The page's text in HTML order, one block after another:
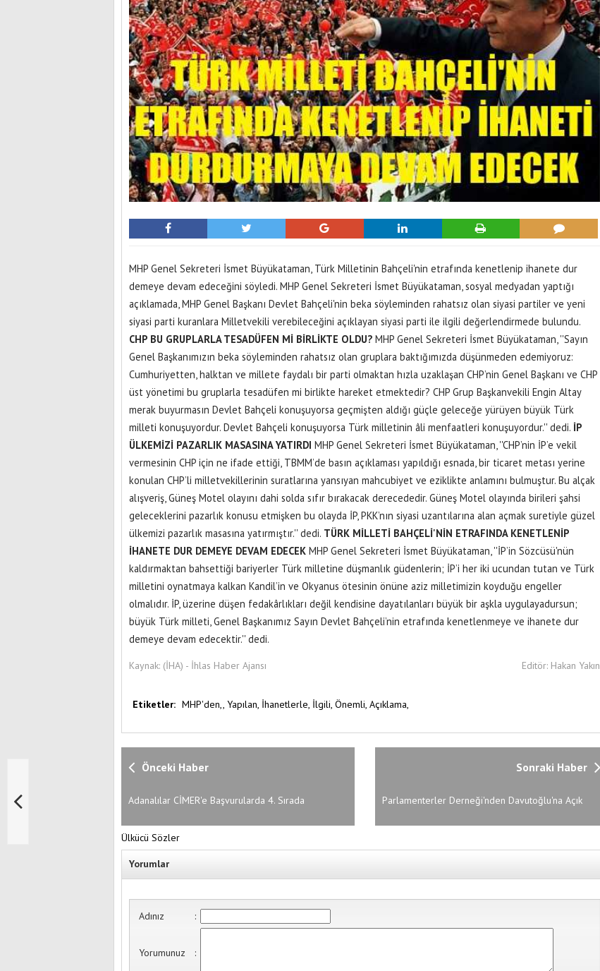
MHP Genel Sekreteri İsmet Büyükataman, Türk Milletinin Bahçeli'nin etrafında kenetlenip ihanete dur
demeye devam edeceğini söyledi. MHP Genel Sekreteri İsmet Büyükataman, sosyal medyadan yaptığı
açıklamada, MHP Genel Başkanı Devlet Bahçeli'nin beka söyleminden rahatsız olan siyasi partiler ve yeni
siyasi parti kuranlara Milletvekili verebileceğini açıklayan siyasi parti ile ilgili değerlendirmede bulundu.
CHP BU GRUPLARLA TESADÜFEN Mİ BİRLİKTE OLDU? MHP Genel Sekreteri İsmet Büyükataman, ''Sayın
Genel Başkanımızın beka söyleminden rahatsız olan gruplara baktığımızda düşünmeden edemiyoruz:
Cumhuriyetten, halktan ve millete faydalı bir parti olmaktan hızla uzaklaşan CHP’nin Genel Başkanı ve CHP
üst yönetimi bu gruplarla tesadüfen mi birlikte hareket etmektedir? CHP Grup Başkanvekili Engin Altay
merak buyurmasın Devlet Bahçeli konuşuyorsa geçmişten aldığı güçle geleceğe yürüyen büyük Türk
milleti konuşuyordur. Devlet Bahçeli konuşuyorsa Türk milletinin âli menfaatleri konuşuyordur.'' dedi. İP
ÜLKEMİZİ PAZARLIK MASASINA YATIRDI MHP Genel Sekreteri İsmet Büyükataman, ''CHP’nin İP’e vekil
vermesinin CHP için ne ifade ettiği, TBMM’de basın açıklaması yapıldığı esnada, bir ticaret metası yerine
konulan CHP’li milletvekillerinin suratlarına yansıyan mahcubiyet ve eziklikte anlamını bulmuştur. Bu alçak
alışveriş, Güneş Motel olayını dahi solda sıfır bırakacak derecededir. Güneş Motel olayında birileri şahsi
geleceklerini pazarlık konusu etmişken bu olayda İP, PKK’nın siyasi uzantılarına alan açmak suretiyle güzel
ülkemizi pazarlık masasına yatırmıştır.'' dedi. TÜRK MİLLETİ BAHÇELİ'NİN ETRAFINDA KENETLENİP
İHANETE DUR DEMEYE DEVAM EDECEK MHP Genel Sekreteri İsmet Büyükataman, ''İP’in Sözcüsü'nün
kaldırmaktan bahsettiği bariyerler Türk milletine düşmanlık güdenlerin; İP’i her iki ucundan tutan ve Türk
milletini oynatmaya kalkan Kandil’in ve Okyanus ötesinin önüne aziz milletimizin koyduğu engeller
olmalıdır. İP, üzerine düşen fedakârlıkları değil kendisine dayatılanları büyük bir aşkla uygulayadursun;
büyük Türk milleti, Genel Başkanımız Sayın Devlet Bahçeli’nin etrafında kenetlenmeye ve ihanete dur
demeye devam edecektir.'' dedi.
Kaynak: (İHA) - İhlas Haber Ajansı Editör: Hakan Yakın
Etiketler: MHP'den,, Yapılan, İhanetlerle, İlgili, Önemli, Açıklama,
Önceki Haber
Adanalılar CİMER'e Başvurularda 4. Sırada
Sonraki Haber
Parlamenterler Derneği'nden Davutoğlu'na Açık
Ülkücü Sözler
Yorumlar
Adınız :
Yorumunuz :